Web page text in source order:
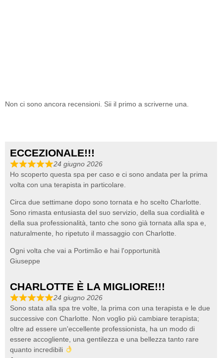
Non ci sono ancora recensioni. Sii il primo a scriverne una.
ECCEZIONALE!!!
24 giugno 2026
Ho scoperto questa spa per caso e ci sono andata per la prima
volta con una terapista in particolare.
Circa due settimane dopo sono tornata e ho scelto Charlotte.
Sono rimasta entusiasta del suo servizio, della sua cordialità e
della sua professionalità, tanto che sono già tornata alla spa e,
naturalmente, ho ripetuto il massaggio con Charlotte.
Ogni volta che vai a Portimão e hai l'opportunità
Giuseppe
CHARLOTTE È LA MIGLIORE!!!
24 giugno 2026
Sono stata alla spa tre volte, la prima con una terapista e le due
successive con Charlotte. Non voglio più cambiare terapista;
oltre ad essere un'eccellente professionista, ha un modo di
essere accogliente, una gentilezza e una bellezza tanto rare
quanto incredibili